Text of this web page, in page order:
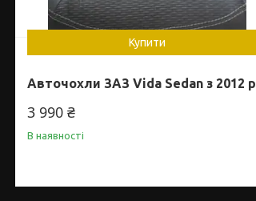
Купити
Авточохли ЗАЗ Vida Sedan з 2012 р
3 990 ₴
В наявності